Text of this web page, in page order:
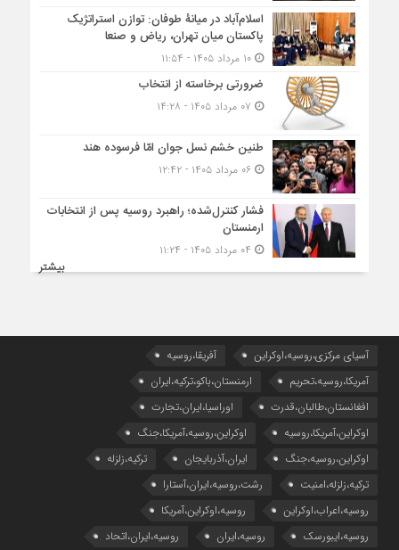
اسلام‌آباد در میانۀ طوفان: توازن استراتژیک
پاکستان میان تهران، ریاض و صنعا
۱۰ مرداد ۱۴۰۵ - ۱۱:۵۴
ضرورتی برخاسته از انتخاب
طنین خشم نسل جوان امّا فرسوده هند
۰۶ مرداد ۱۴۰۵ - ۱۲:۴۲
فشار کنترل‌شده؛ راهبرد روسیه پس از انتخابات
ارمنستان
بیشتر
آسیای مرکزی،روسیه،اوکراین
آفریقا،روسیه
آمریکا،روسیه،تحریم
ارمنستان،باکو،ترکیه،ایران
افغانستان،طالبان،قدرت
اوراسیا،ایران،تجارت
اوکراین،آمریکا،روسیه
اوکراین،روسیه،آمریکا،جنگ
اوکراین،روسیه،جنگ
ایران،آذربایجان
ترکیه،زلزله
ترکیه،زلزله،امنیت
رشت،روسیه،ایران،آستارا
روسیه،اعراب،اوکراین
روسیه،اوکراین،آمریکا
روسیه،ایبورسک
روسیه،ایران
روسیه،ایران،اتحاد